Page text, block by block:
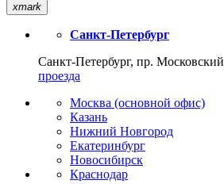
xmark
Санкт-Петербург
Санкт-Петербург, пр.
проезда
Москва (основной офис)
Казань
Нижний Новгород
Екатеринбург
Новосибирск
Краснодар